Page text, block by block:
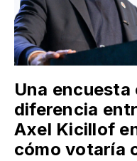
Una encuesta
diferencia
Axel Kicillof
cómo votaría